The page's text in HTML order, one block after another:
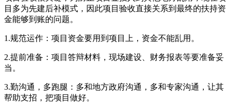
目多为先建后补模式，因此项目验收直接关系到最终的扶持资
金能够到账的问题。
1.规范运作：项目资金要用到项目上，资金不能乱用。
2.提前准备：项目答辩材料，现场建设、财务报表等要准备妥
当。
3.勤沟通，多跑腿：多和地方政府沟通，多和专家沟通，让其
帮助支招，把项目做好。